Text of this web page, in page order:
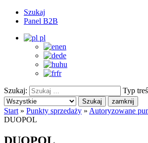
Szukaj
Panel B2B
pl
en
de
hu
fr
Szukaj: Typ
Szukaj zamknij
Start » Punkty sprzedaży » Autoryzowane
DUOPOL